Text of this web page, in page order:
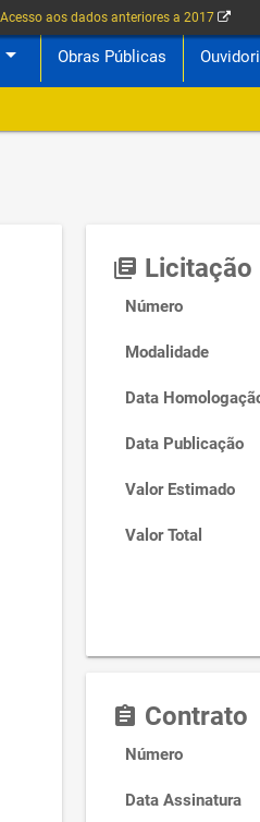
Acesso aos dados anteriores a 2017
arrow_drop_down Obras Públicas
library_books Licitação
Número
Modalidade
Data
Data Publicação
Valor Estimado
Valor Total
assignment Contrato
Número
Data Assinatura